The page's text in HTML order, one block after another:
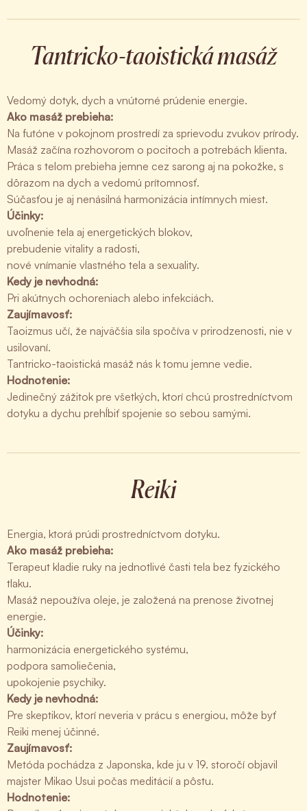
Tantricko-taoistická masáž
Vedomý dotyk, dych a vnútorné prúdenie energie.
Ako masáž prebieha:
Na futóne v pokojnom prostredí za sprievodu zvukov prírody.
Masáž začína rozhovorom o pocitoch a potrebách klienta.
Práca s telom prebieha jemne cez sarong aj na pokožke, s
dôrazom na dych a vedomú prítomnosť.
Súčasťou je aj nenásilná harmonizácia intímnych miest.
Účinky:
uvoľnenie tela aj energetických blokov,
prebudenie vitality a radosti,
nové vnímanie vlastného tela a sexuality.
Kedy je nevhodná:
Pri akútnych ochoreniach alebo infekciách.
Zaujímavosť:
Taoizmus učí, že najväčšia sila spočíva v prirodzenosti, nie v
usilovaní.
Tantricko-taoistická masáž nás k tomu jemne vedie.
Hodnotenie:
Jedinečný zážitok pre všetkých, ktorí chcú prostredníctvom
dotyku a dychu prehĺbiť spojenie so sebou samými.
Reiki
Energia, ktorá prúdi prostredníctvom dotyku.
Ako masáž prebieha:
Terapeut kladie ruky na jednotlivé časti tela bez fyzického
tlaku.
Masáž nepoužíva oleje, je založená na prenose životnej
energie.
Účinky:
harmonizácia energetického systému,
podpora samoliečenia,
upokojenie psychiky.
Kedy je nevhodná:
Pre skeptikov, ktorí neveria v prácu s energiou, môže byť
Reiki menej účinné.
Zaujímavosť:
Metóda pochádza z Japonska, kde ju v 19. storočí objavil
majster Mikao Usui počas meditácií a pôstu.
Hodnotenie: